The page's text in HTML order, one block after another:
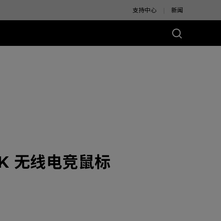
支持中心 新闻
线电竞鼠标